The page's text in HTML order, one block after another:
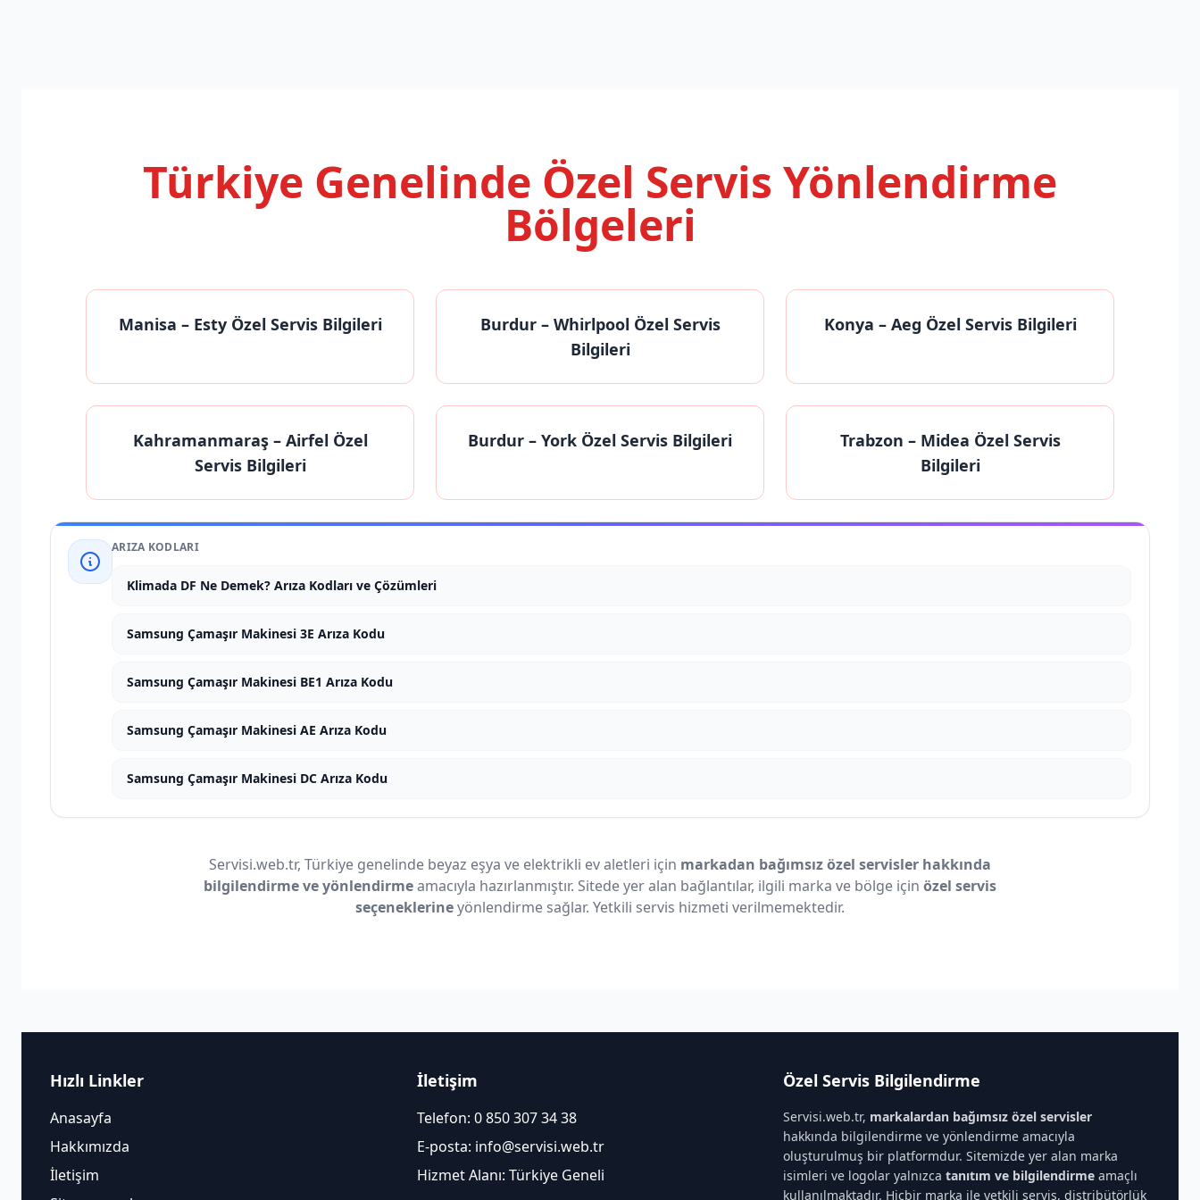
Türkiye Genelinde Özel Servis Yönlendirme
Bölgeleri
Manisa – Esty Özel Servis Bilgileri Burdur– Whirlpool Özel Servis
Bilgileri
Konya – Aeg Özel Servis Bilgileri
Kahramanmaraş– Airfel Özel
Servis Bilgileri
Burdur – York Özel Servis Bilgileri Trabzon – Midea Özel Servis
Bilgileri
ARIZA KODLARI
Klimada DF Ne Demek? Arıza Kodları ve Çözümleri
Samsung Çamaşır Makinesi 3E Arıza Kodu
Samsung Çamaşır Makinesi BE1 Arıza Kodu
Samsung Çamaşır Makinesi AE Arıza Kodu
Samsung Çamaşır Makinesi DC Arıza Kodu
Servisi.web.tr, Türkiye genelinde beyaz eşya ve elektrikli ev aletleri için markadan bağımsız özel servisler hakkında
bilgilendirme ve yönlendirmeamacıyla hazırlanmıştır. Sitede yer alan bağlantılar, ilgili marka ve bölge için özel servis
seçeneklerineyönlendirme sağlar. Yetkili servis hizmeti verilmemektedir.
Hızlı Linkler
Anasayfa
Hakkımızda
İletişim
İletişim
Telefon: 0 850 307 34 38
E-posta: info@servisi.web.tr
Hizmet Alanı: Türkiye Geneli
Özel Servis Bilgilendirme
Servisi.web.tr, markalardan bağımsız özel servisler
hakkında bilgilendirme ve yönlendirme amacıyla
oluşturulmuş bir platformdur. Sitemizde yer alan marka
isimleri ve logolar yalnızcatanıtım ve bilgilendirme amaçlı
kullanılmaktadır. Hiçbir marka ile yetkili servis, distribütörlük